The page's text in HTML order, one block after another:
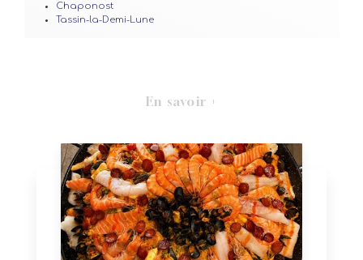
Chaponost
Tassin-la-Demi-Lune
En savoir +